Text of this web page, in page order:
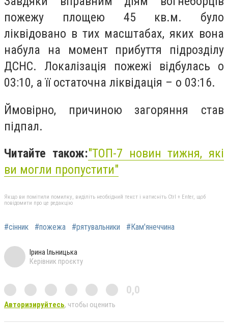
пожежу площею 45 кв.м. було
ліквідовано в тих масштабах, яких вона
набула на момент прибуття підрозділу
ДСНС. Локалізація пожежі відбулась о
03:10, а її остаточна ліквідація – о 03:16.
Ймовірно, причиною загоряння став
підпал.
Читайте також:"ТОП-7 новин тижня, які
ви могли пропустити"
Якщо ви помітили помилку, виділіть необхідний текст і натисніть Ctrl + Enter, щоб
повідомити про це редакцію
#сінник #пожежа #рятувальники #Кам'янеччина
Ірина Ільницька
Керівник проєкту
0,0
Авторизируйтесь, чтобы оценить